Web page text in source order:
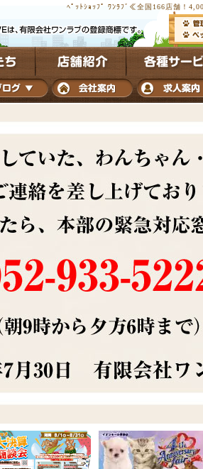
ﾍﾟｯﾄｼｮｯﾌﾟ ﾜﾝﾗﾌﾞ≪全国166店舗！